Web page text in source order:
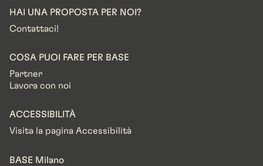
HAI UNA PROPOSTA PER NOI?
Contattaci!
COSA PUOI FARE PER BASE
Partner
Lavora con noi
ACCESSIBILITÀ
Visita la pagina Accessibilità
BASE Milano